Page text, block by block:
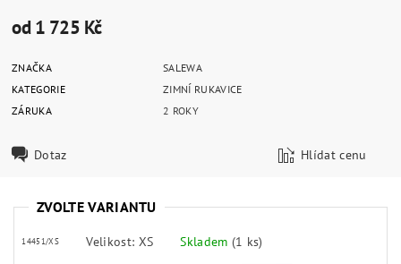
od 1 725 Kč
ZNAČKA
SALEWA
KATEGORIE
ZIMNÍ RUKAVICE
ZÁRUKA
2 ROKY
Dotaz Hlídat cenu
ZVOLTE VARIANTU
14451/XS Velikost: XS Skladem (1 ks)